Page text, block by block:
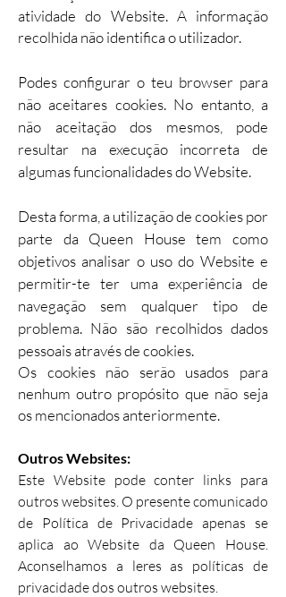
atividade do Website. A informação
recolhida não identifica o utilizador.
Podes configurar o teu browser para
não aceitares cookies. No entanto, a
não aceitação dos mesmos, pode
resultar na execução incorreta de
algumas funcionalidades do Website.
Desta forma, a utilização de cookies por
parte da Queen House tem como
objetivos analisar o uso do Website e
permitir-te ter uma experiência de
navegação sem qualquer tipo de
problema. Não são recolhidos dados
pessoais através de cookies.
Os cookies não serão usados para
nenhum outro propósito que não seja
os mencionados anteriormente.
Outros Websites:
Este Website pode conter links para
outros websites. O presente comunicado
de Política de Privacidade apenas se
aplica ao Website da Queen House.
Aconselhamos a leres as políticas de
privacidade dos outros websites.